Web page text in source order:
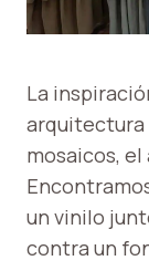
La
arquitectura
mosaicos,
un vinilo
contra un